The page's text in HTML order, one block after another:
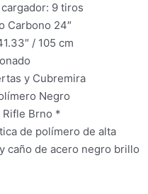
9 tiros
Carbono 24″
/ 105 cm
y Cubremira
Negro
Brno *
de polímero de alta
caño de acero negro brillo